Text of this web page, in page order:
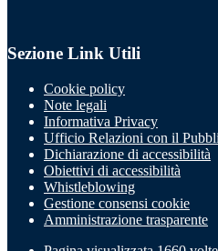
Sezione Link Utili
Cookie policy
Note legali
Informativa Privacy
Ufficio Relazioni con il
Dichiarazione di accessibilità
Obiettivi di accessibilità
Whistleblowing
Gestione consensi cookie
Amministrazione trasparente